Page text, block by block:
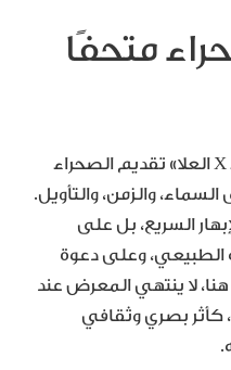
متحفًا
في نسخة 2025، يواصل «صحراء X العلا» تقديم الصحراء
والزمن، والتأويل.
السريع، بل على
الطبيعي، وعلى دعوة
هنا، لا ينتهي المعرض عند
كأثر بصري وثقافي